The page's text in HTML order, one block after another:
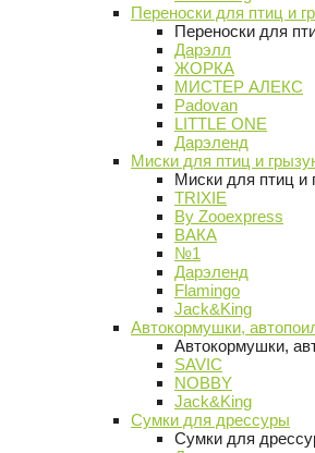
Переноски для птиц и
Переноски для
Дарэлл
ЖОРКА
МИСТЕР АЛЕКС
Padovan
LITTLE ONE
Дарэленд
Миски для птиц и
Миски для птиц и
TRIXIE
By Zooexpress
ВАКА
№1
Дарэленд
Flamingo
Jack&King
Автокормушки,
Автокормушки,
SAVIC
NOBBY
Jack&King
Сумки для дрессуры
Сумки для